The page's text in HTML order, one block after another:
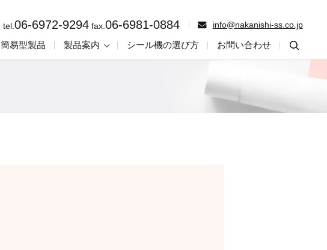
tel. 06-6972-9294fax. 06-6981-0884 info@nakanishi-ss.co.jp
簡易型製品 製品案内 シール機の選び方 お問い合わせ